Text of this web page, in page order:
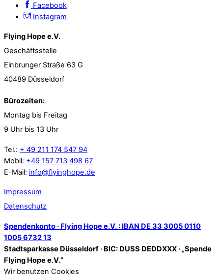
Facebook
Instagram
Flying Hope e.V.
Geschäftsstelle
Einbrunger Straße 63 G
40489 Düsseldorf
Bürozeiten:
Montag bis Freitag
9 Uhr bis 13 Uhr
Tel.: + 49 211 174 547 94
Mobil: +49 157 713 498 67
E-Mail: info@flyinghope.de
Impressum
Datenschutz
Spendenkonto · Flying Hope e.V. : IBAN DE 33 3005 0110
1005 6732 13
Stadtsparkasse Düsseldorf · BIC: DUSS DEDDXXX · „Spende
Flying Hope e.V.“
Wir benutzen Cookies